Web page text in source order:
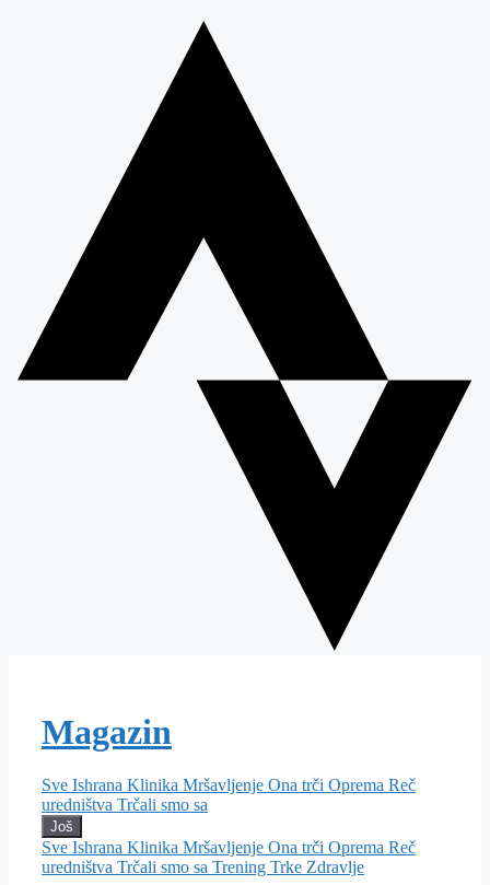
Magazin
Sve Ishrana Klinika Mršavljenje Ona trči Oprema Reč
uredništva Trčali smo sa
Još
Sve Ishrana Klinika Mršavljenje Ona trči Oprema Reč
uredništva Trčali smo sa Trening Trke Zdravlje